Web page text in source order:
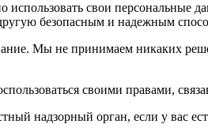
свои персональные
безопасным и надежным
Мы не принимаем никаких
своими правами,
надзорный орган, если у вас